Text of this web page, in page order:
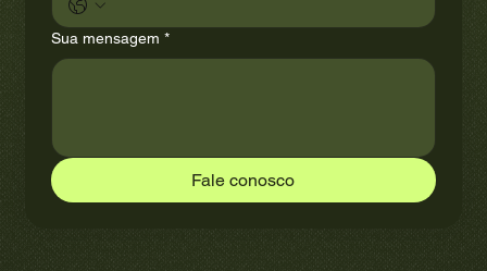
Sua mensagem *
Fale conosco